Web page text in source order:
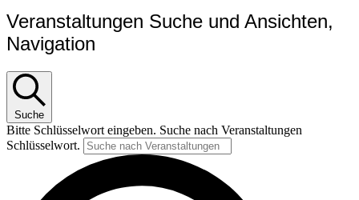
Veranstaltungen Suche und Ansichten,
Navigation
Suche
Bitte Schlüsselwort eingeben. Suche nach Veranstaltungen
Schlüsselwort.